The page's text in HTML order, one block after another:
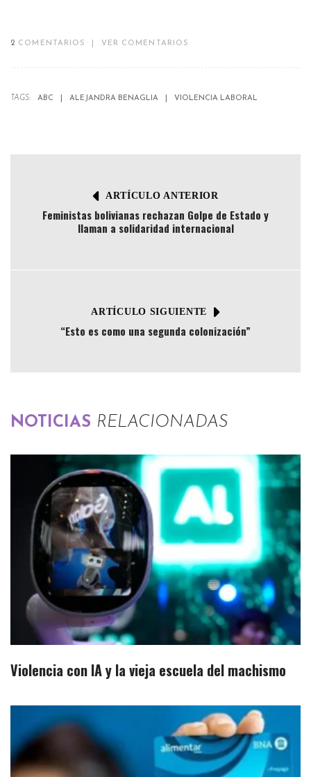
2 COMENTARIOS VER COMENTARIOS
TAGS: ABC ALEJANDRA BENAGLIA VIOLENCIA LABORAL
ARTÍCULO ANTERIOR
Feministas bolivianas rechazan Golpe de Estado y
llaman a solidaridad internacional
ARTÍCULO SIGUIENTE
“Esto es como una segunda colonización”
NOTICIAS RELACIONADAS
Violencia con IA y la vieja escuela del machismo